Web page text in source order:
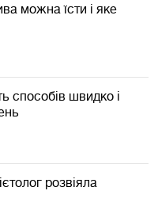
можна їсти і яке
способів швидко і
розвіяла